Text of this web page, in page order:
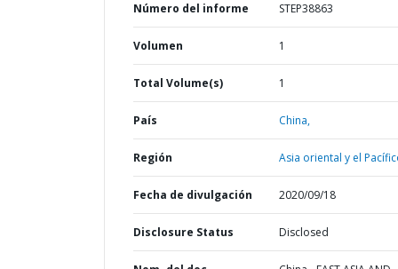
Número del informe STEP38863
Volumen 1
Total Volume(s) 1
País China,
Región Asia oriental y el
Fecha de divulgación 2020/09/18
Disclosure Status Disclosed